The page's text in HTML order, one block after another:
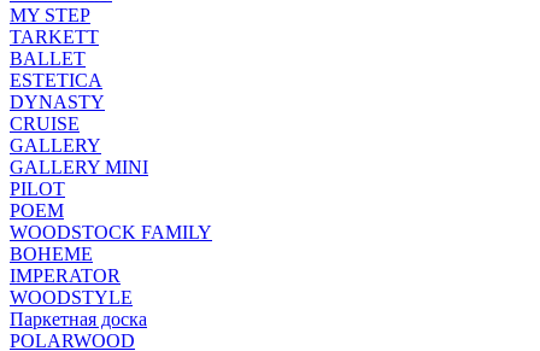
MY STEP
TARKETT
BALLET
ESTETICA
DYNASTY
CRUISE
GALLERY
GALLERY MINI
PILOT
POEM
WOODSTOCK FAMILY
BOHEME
IMPERATOR
WOODSTYLE
Паркетная доска
POLARWOOD